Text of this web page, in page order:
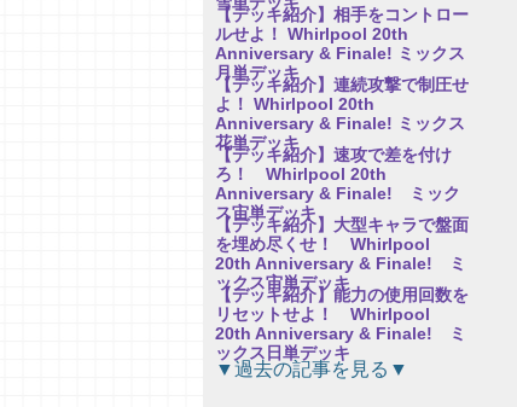
【デッキ紹介】相手をコントロー
ルせよ！ Whirlpool 20th
Anniversary & Finale! ミックス
月単デッキ
【デッキ紹介】連続攻撃で制圧せ
よ！ Whirlpool 20th
Anniversary & Finale! ミックス
花単デッキ
【デッキ紹介】速攻で差を付け
ろ！ Whirlpool 20th
Anniversary & Finale! ミック
ス宙単デッキ
【デッキ紹介】大型キャラで盤面
を埋め尽くせ！ Whirlpool
20th Anniversary & Finale! ミ
ックス宙単デッキ
【デッキ紹介】能力の使用回数を
リセットせよ！ Whirlpool
20th Anniversary & Finale! ミ
ックス日単デッキ
【研究員イチオシカード紹介
Vol.76】パープルソフトウェア
▼過去の記事を見る▼